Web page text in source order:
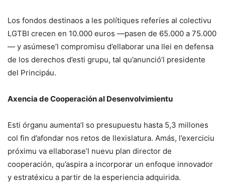
Los fondos destinaos a les polítiques referíes al colectivu
LGTBI crecen en 10.000 euros —pasen de 65.000 a 75.000
— y asúmese’l compromisu d’ellaborar una llei en defensa
de los derechos d’esti grupu, tal qu’anunció’l presidente
del Principáu.
Axencia de Cooperación al Desenvolvimientu
Esti órganu aumenta’l so presupuestu hasta 5,3 millones
col fin d’afondar nos retos de llexislatura. Amás, l’exerciciu
próximu va ellaborase’l nuevu plan director de
cooperación, qu’aspira a incorporar un enfoque innovador
y estratéxicu a partir de la esperiencia adquirida.